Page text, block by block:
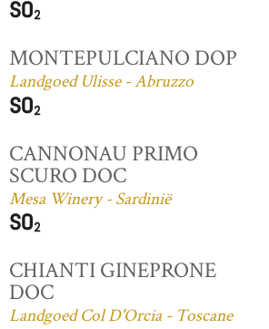
MONTEPULCIANO DOP
Landgoed Ulisse - Abruzzo
CANNONAU PRIMO
SCURO DOC
Mesa Winery - Sardinië
CHIANTI GINEPRONE
DOC
Landgoed Col D'Orcia - Toscane